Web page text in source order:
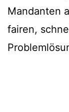
Mandanten
fairen,